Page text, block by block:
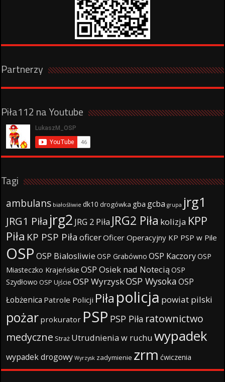
Partnerzy
Piła112 na Youtube
Tagi
ambulans białośliwie dk10 drogówka gba gcba grupa jrg1
JRG1 Piła jrg2 JRG 2 Piła JRG2 Piła kolizja KPP
Piła KP PSP Piła oficerOficer Operacyjny KP PSP w Pile
OSP OSP Bialosliwie OSP Grabówno OSP KaczoryOSP
Miasteczko Krajeńskie OSP Osiek nad Notecią OSP
Szydłowo OSP Ujście OSP WyrzyskOSP WysokaOSP
Łobżenica Patrole Policji Piła policja powiat pilski
pożar prokurator PSP PSP Piła ratownictwo
medyczne Straż Utrudnienia w ruchu wypadek
wypadek drogowy Wyrzysk zadymienie zrm ćwiczenia